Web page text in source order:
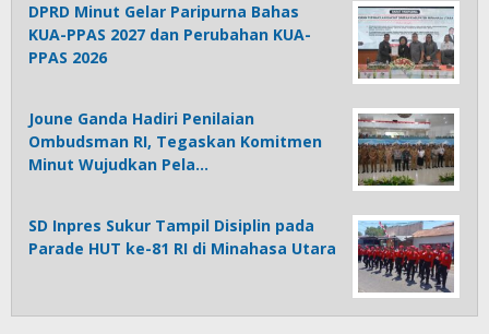
DPRD Minut Gelar Paripurna Bahas
KUA-PPAS 2027 dan Perubahan KUA-
PPAS 2026
Joune Ganda Hadiri Penilaian
Ombudsman RI, Tegaskan Komitmen
Minut Wujudkan Pela…
SD Inpres Sukur Tampil Disiplin pada
Parade HUT ke-81 RI di Minahasa Utara